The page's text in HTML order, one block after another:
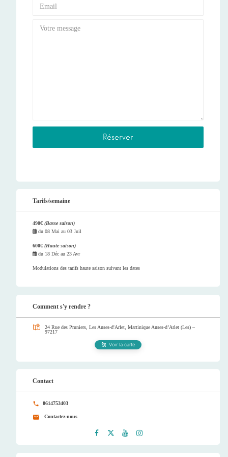
Tarifs/semaine
490€ (Basse saison)
du 08 Mai au 03 Juil
600€ (Haute saison)
du 18 Déc au 23 Avr
Modulations des tarifs haute saison suivant les dates
Comment s'y rendre ?
24 Rue des Pruniers, Les Anses-d'Arlet, Martinique Anses-d’Arlet (Les) –
97217
Voir la carte
Contact
0614753403
Contactez-nous